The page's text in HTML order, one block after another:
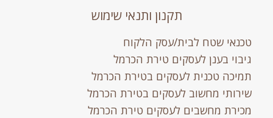
תקנון ותנאי שימוש
טכנאי שטח לבית/עסק הלקוח
גיבוי בענן לעסקים טירת הכרמל
תמיכה טכנית לעסקים בטירת הכרמל
שירותי מחשוב לעסקים בטירת הכרמל
מכירת מחשבים לעסקים טירת הכרמל